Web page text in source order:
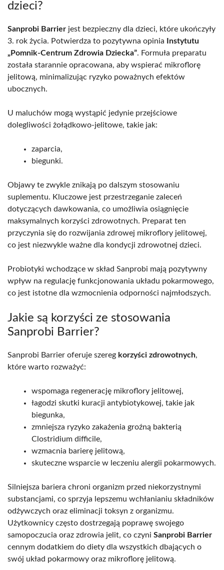
dzieci?
Sanprobi Barrier jest bezpieczny dla dzieci, które ukończyły
3. rok życia. Potwierdza to pozytywna opinia
Instytutu
„Pomnik-Centrum Zdrowia Dziecka”. Formuła preparatu
została starannie opracowana, aby wspierać mikroflorę
jelitową, minimalizując ryzyko poważnych efektów
ubocznych.
U maluchów mogą wystąpić jedynie przejściowe
dolegliwości żołądkowo-jelitowe, takie jak:
zaparcia,
biegunki.
Objawy te zwykle znikają po dalszym stosowaniu
suplementu. Kluczowe jest przestrzeganie zaleceń
dotyczących dawkowania, co umożliwia osiągnięcie
maksymalnych korzyści zdrowotnych. Preparat ten
przyczynia się do rozwijania zdrowej mikroflory jelitowej,
co jest niezwykle ważne dla kondycji zdrowotnej dzieci.
Probiotyki wchodzące w skład Sanprobi mają pozytywny
wpływ na regulację funkcjonowania układu pokarmowego,
co jest istotne dla wzmocnienia odporności najmłodszych.
Jakie są korzyści ze stosowania
Sanprobi Barrier?
Sanprobi Barrier oferuje szereg korzyści zdrowotnych,
które warto rozważyć:
wspomaga regenerację mikroflory jelitowej,
łagodzi skutki kuracji antybiotykowej, takie jak
biegunka,
zmniejsza ryzyko zakażenia groźną bakterią
Clostridium difficile,
wzmacnia barierę jelitową,
skuteczne wsparcie w leczeniu alergii pokarmowych.
Silniejsza bariera chroni organizm przed niekorzystnymi
substancjami, co sprzyja lepszemu wchłanianiu składników
odżywczych oraz eliminacji toksyn z organizmu.
Użytkownicy często dostrzegają poprawę swojego
samopoczucia oraz zdrowia jelit, co czyni Sanprobi Barrier
cennym dodatkiem do diety dla wszystkich dbających o
swój układ pokarmowy oraz mikroflorę jelitową.